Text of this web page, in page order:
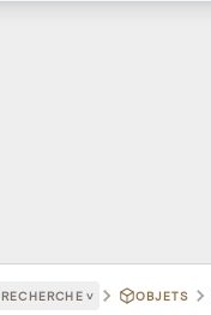
RECHERCHE ˅ OBJETS